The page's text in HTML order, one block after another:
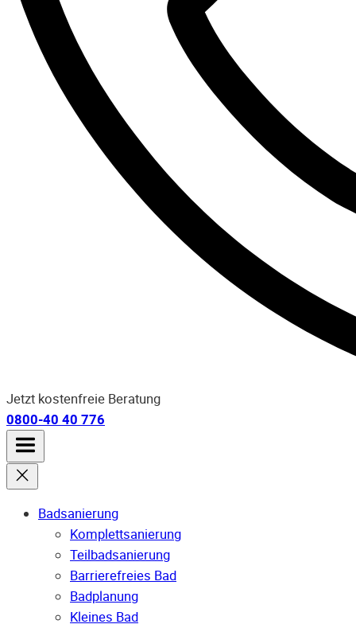
Jetzt kostenfreie Beratung
0800-40 40 776
Badsanierung
Komplettsanierung
Teilbadsanierung
Barrierefreies Bad
Badplanung
Kleines Bad